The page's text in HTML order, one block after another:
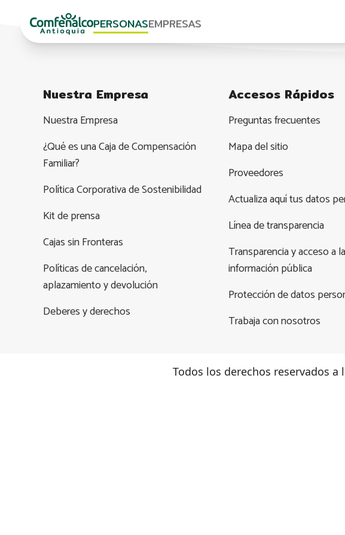
PERSONASEMPRESAS
Nuestra Empresa
Nuestra Empresa
¿Qué es una Caja de Compensación
Familiar?
Política Corporativa de Sostenibilidad
Kit de prensa
Cajas sin Fronteras
Políticas de cancelación,
aplazamiento y devolución
Deberes y derechos
Accesos Rápidos
Preguntas frecuentes
Mapa del sitio
Proveedores
Actualiza aquí tus datos
Línea de transparencia
Transparencia y acceso a la
información pública
Protección de datos
Trabaja con nosotros
Todos los derechos reservados